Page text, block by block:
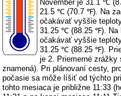
November je 31.1 ℃
21.5 ℃ (70.7 ℉). Na
očakávať vyššie
31.25 ℃ (88.25 ℉). Na
očakávať vyššie
31.25 ℃ (88.25 ℉).
je 2. Priemerné zrážky
znamená). Pri plánovaní cesty,
počasie sa môže líšiť od týchto
tohto mesiaca je približne 11:33